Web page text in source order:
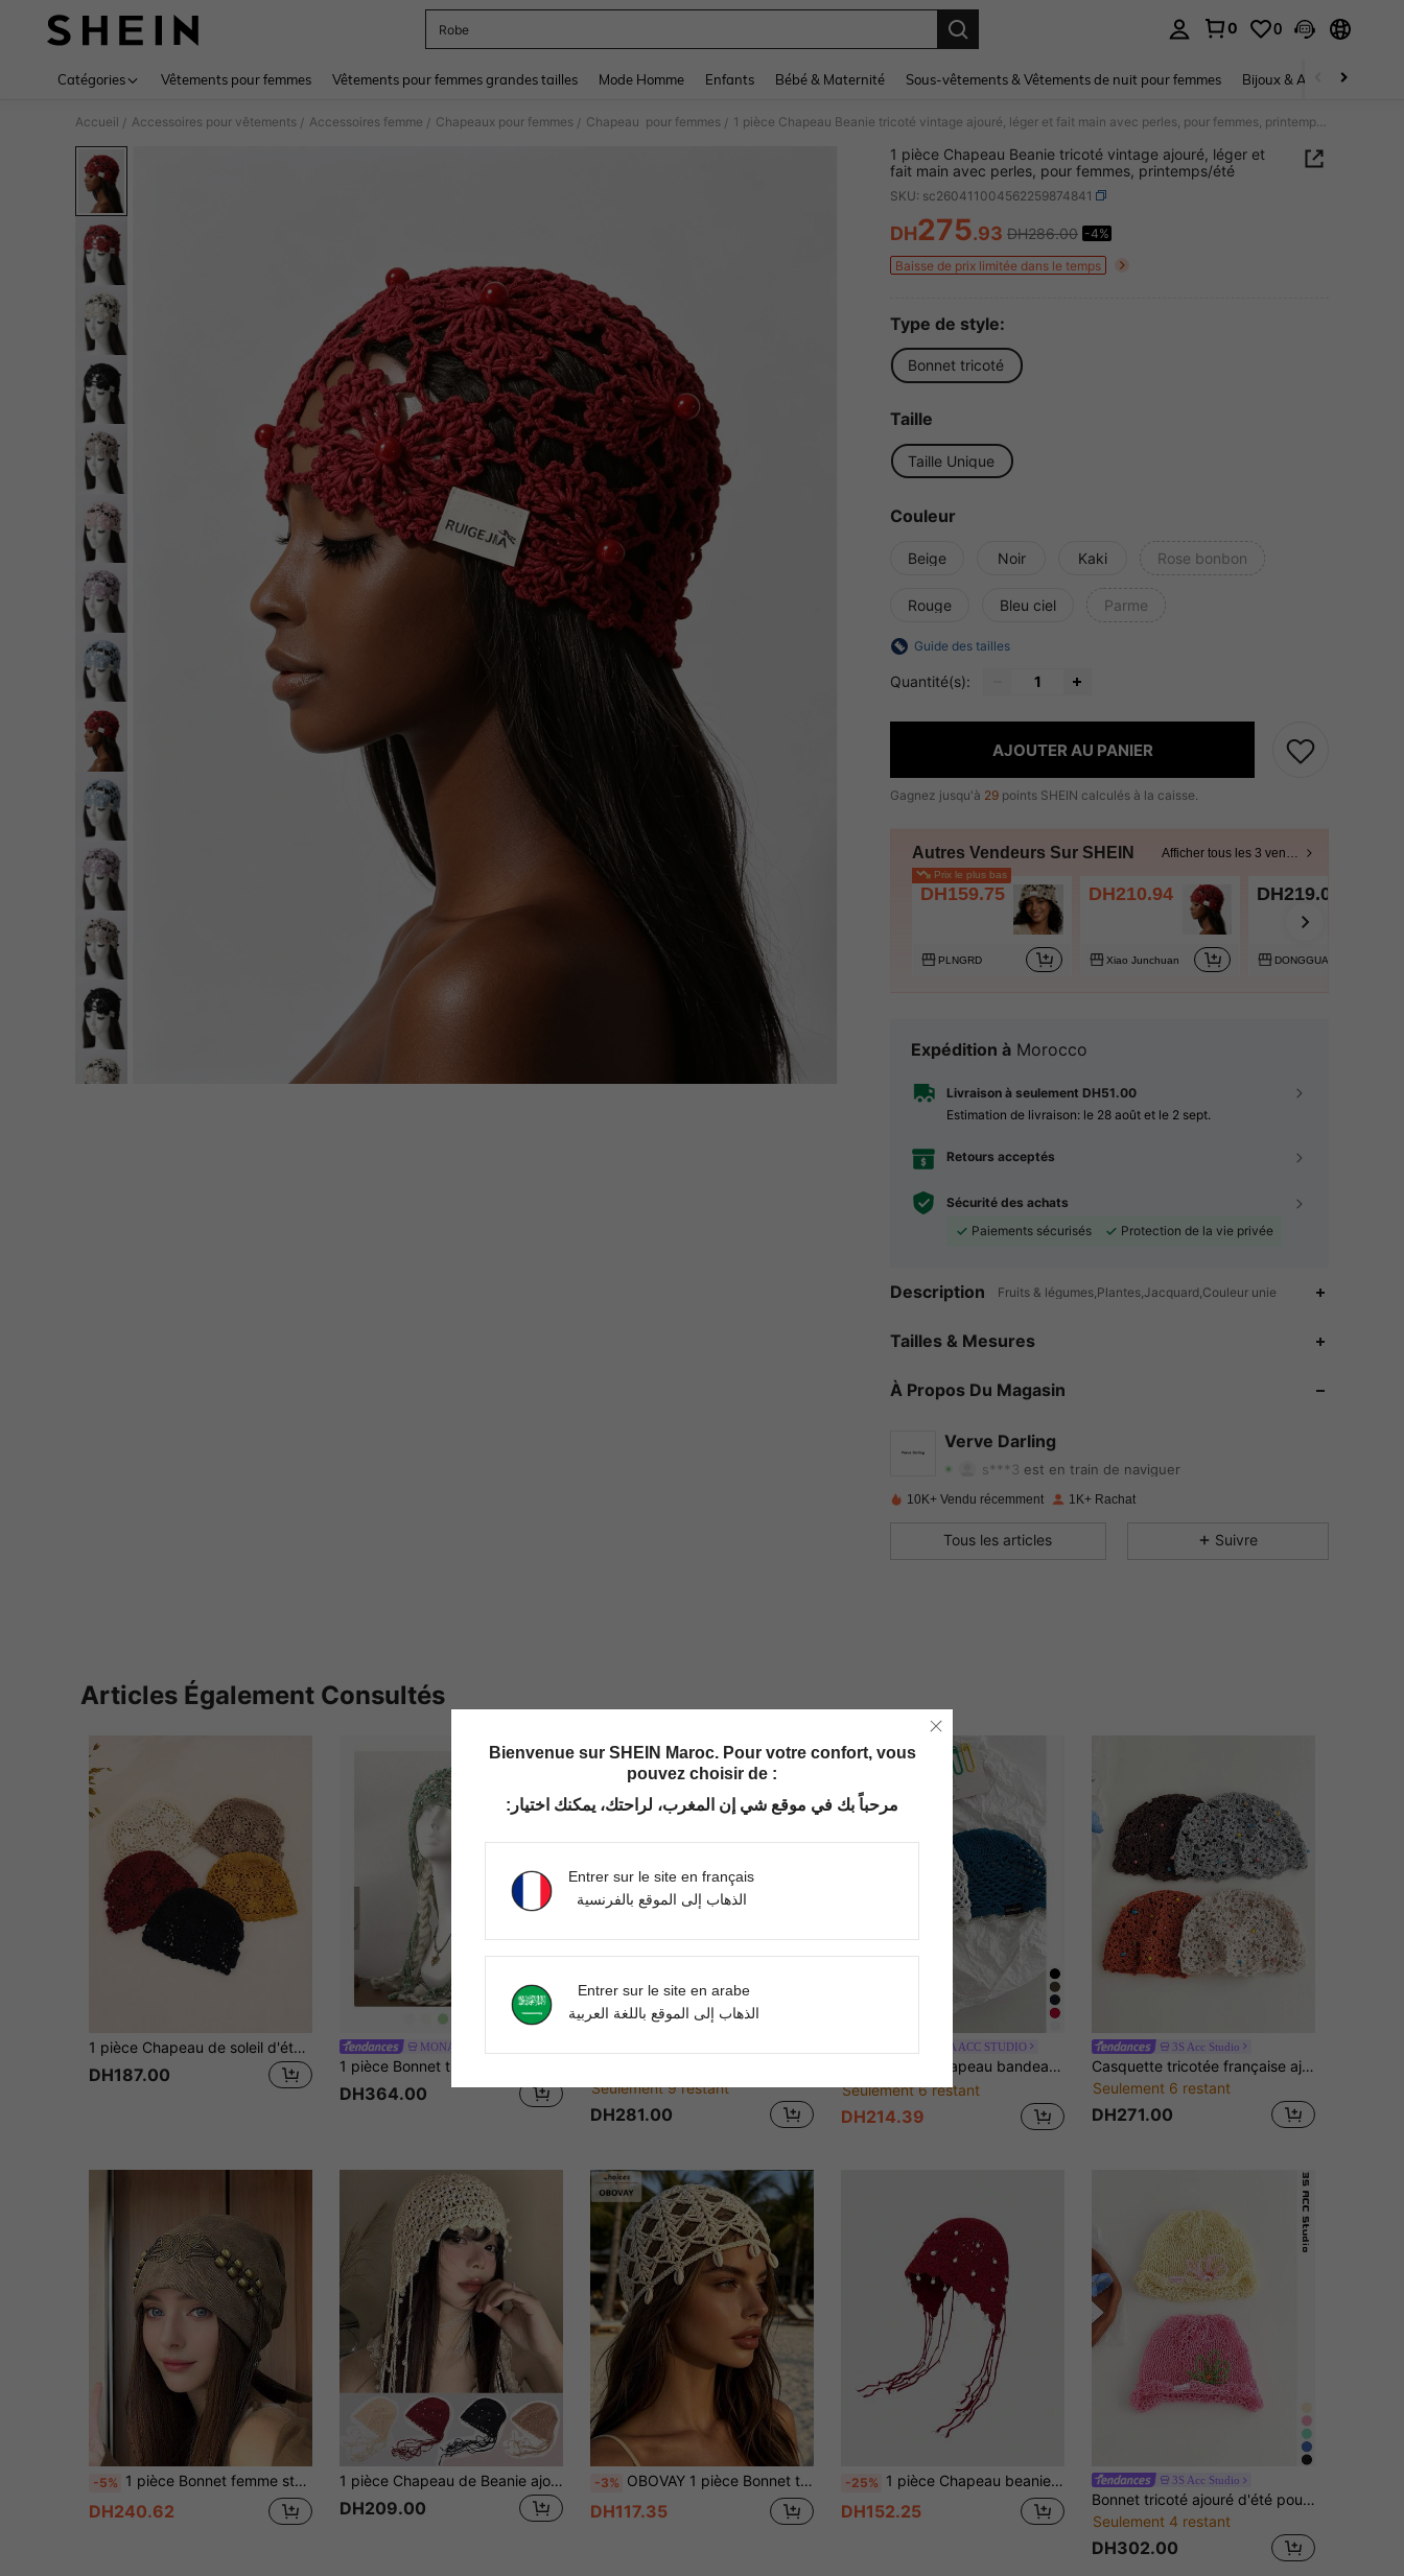
Robe
0 0
Catégories Vêtements pour femmes Vêtements pour femmes grandes tailles Mode Homme Enfants Bébé & Maternité Sous-vêtements & Vêtements de nuit pour femmes Bijoux & Accessoires pour
Accueil / Accessoires pour vêtements / Accessoires femme / Chapeaux pour femmes / Chapeau pour femmes / 1 pièce Chapeau Beanie tricoté vintage ajouré, léger et fait main avec perles, pour femmes, printemps/été
1 pièce Chapeau Beanie tricoté vintage ajouré, léger et
fait main avec perles, pour femmes, printemps/été
SKU: sc260411004562259874841
PRICE AND AVAILABILITY
DH275.93 DH286.00 -4%
Baisse de prix limitée dans le temps
Type de style:
Bonnet tricoté
Taille
Taille Unique
Couleur
Beige Noir Kaki Rose bonbon
Rouge Bleu ciel Parme
Guide des tailles
Quantité(s):
AJOUTER AU PANIER
Gagnez jusqu'à 29 points SHEIN calculés à la caisse.
Autres Vendeurs Sur SHEIN Afficher tous les 3 vendeurs
Prix le plus bas
DH159.75
PLNGRD
DH210.94
Xiao Junchuan
DH219.00
DONGGUANWENCHI
Expédition à Morocco
Livraison à seulement DH51.00
Estimation de livraison: le 28 août et le 2 sept.
Retours acceptés
Sécurité des achats
Paiements sécurisés
Protection de la vie privée
Description Fruits & légumes,Plantes,Jacquard,Couleur unie
Tailles & Mesures
À Propos Du Magasin
Verve Darling
4.86
4.86 38
4.86
s***3 est en train de naviguer
4.86
4.86
10K+ Vendu récemment 1K+ Rachat
Tous les articles Suivre
Articles Également Consultés
1 pièce Chapeau de soleil d'été léger, polyvalent, fait à la main au crochet avec décoration florale ajourée et respirante. Convient pour le port quotidien et les activités extérieures pour les femmes.
DH187.00
MONA ACC STUDIO
DH364.00
Seulement 9 restant
DH281.00
MONA ACC STUDIO
1 pièce Chapeau bandeau tricoté à la main avec perles et ajouré pour femmes, nouveau bonnet polyvalent et doux pour le printemps et l'été, effet affinant le visage, bleu tonifiant le teint, style plage vintage avec franges perlées, chapeau tricoté ajouré respirant et polyvalent pour l'été
Seulement 6 restant
DH214.39
3S Acc Studio
Casquette tricotée française ajourée de style bohème colorée et perlée, béret vintage polyvalent fait main tressé pour femmes, couvre-chef léger et respirant offrant une protection solaire, convient pour le printemps, l'été, l'automne, usage quotidien, la plage, l'extérieur
Seulement 6 restant
DH271.00
-5% 1 pièce Bonnet femme style doux & cool avec pompon et décoration perlée, chapeau ample vintage artistique, affinant le visage, convient pour les voyages et les rendez-vous au printemps/automne
DH240.62
1 pièce Chapeau de Beanie ajouré fait main au crochet pour femmes, casquette légère tricotée avec décoration de gland, couvre-chef mode pour protection solaire estivale, style bohème, convient pour mère et fille, vacances pour femmes, Halloween (légèrement surdimensionné, légère différence de couleur par rapport à l'article réel)
DH209.00
-3% OBOVAY 1 pièce Bonnet tricoté fait main avec décoration de coquillage Y2K pour femmes, chapeau de crochet ajouré en forme de diamant à la mode, convient pour la rue quotidienne, les vacances, les tenues bohèmes, la photographie
DH117.35
-25% 1 pièce Chapeau beanie ajouré fait main au crochet pour femmes, chapeau mou tricoté à la main avec gland, couvre-chef de style bohème à la mode pour l'été, convient pour les tenues mère-fille, vêtements de vacances pour femmes
DH152.25
3S Acc Studio
Bonnet tricoté ajouré d'été pour femmes, bonnet vintage polyvalent fait main, bonnet fin affinant le visage, foulard de tête couleur macaron pour le printemps/l'été, couvre-chef de protection solaire à la mode
Seulement 4 restant
DH302.00
Bienvenue sur SHEIN Maroc. Pour votre confort, vous
pouvez choisir de :
مرحباً بك في موقع شي إن المغرب، لراحتك، يمكنك اختيار:
Entrer sur le site en français
الذهاب إلى الموقع بالفرنسية
Entrer sur le site en arabe
الذهاب إلى الموقع باللغة العربية